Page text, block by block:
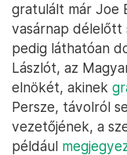
gratulált már Joe
vasárnap délelőtt
pedig láthatóan
Lászlót, az
elnökét, akinek
Persze, távolról
vezetőjének, a
például